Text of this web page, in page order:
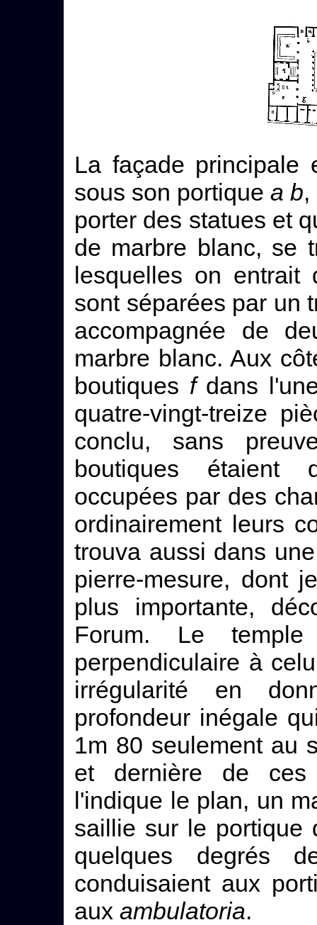
La façade principale
sous son portique a b
porter des statues et
de marbre blanc, se
lesquelles on entrait
sont séparées par un
accompagnée de
marbre blanc. Aux
boutiques fdans
quatre-vingt-treize
conclu, sans
boutiques
occupées par des
ordinairement leurs
trouva aussi dans
pierre-mesure, dont
plus importante,
Forum. Le
perpendiculaire à
irrégularité en
profondeur inégale
1m 80 seulement au
et dernière de
l'indique le plan, un
saillie sur le portique
quelques degrés
conduisaient aux
aux ambulatoria.